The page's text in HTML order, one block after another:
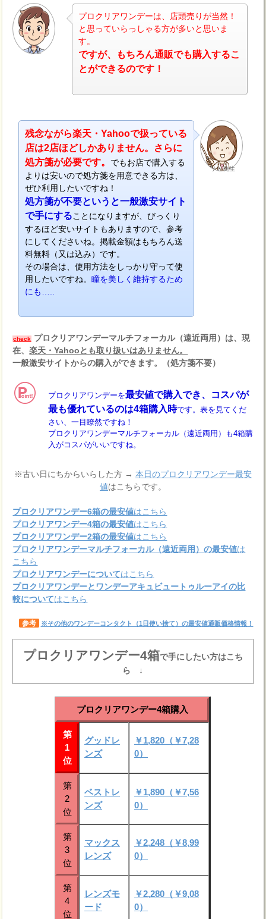
ナビ
プロクリアワンデーは、店頭売りが当然！
と思っていらっしゃる方が多いと思いま
す。
ですが、もちろん通販でも購入するこ
とができるのです！
ナビ先生
残念ながら楽天・Yahooで扱っている
店は2店ほどしかありません。さらに
処方箋が必要です。 でもお店で購入する
よりは安いので処方箋を用意できる方は、
ぜひ利用したいですね！
処方箋が不要というと一般激安サイト
で手にすることになりますが、びっくり
するほど安いサイトもありますので、参考
にしてくださいね。掲載金額はもちろん送
料無料（又は込み）です。
その場合は、使用方法をしっかり守って使
用したいですね。瞳を美しく維持するため
にも…..
check
プロクリアワンデーマルチフォーカル（遠近両用）は、現
在、楽天・Yahooとも取り扱いはありません。
一般激安サイトからの購入ができます。（処方箋不要）
プロクリアワンデーを最安値で購入でき、コスパが
最も優れているのは4箱購入時です。表を見てくだ
さい、一目瞭然ですね！
プロクリアワンデーマルチフォーカル（遠近両用）も4箱購
入がコスパがいいですね。
※古い日にちからいらした方 → 本日のプロクリアワンデー最安
値はこちらです。
プロクリアワンデー6箱の最安値はこちら
プロクリアワンデー4箱の最安値はこちら
プロクリアワンデー2箱の最安値はこちら
プロクリアワンデーマルチフォーカル（遠近両用）の最安値は
こちら
プロクリアワンデーについてはこちら
プロクリアワンデーとワンデーアキュビュートゥルーアイの比
較についてはこちら
参考 ※その他のワンデーコンタクト（1日使い捨て）の最安値通販価格情報！
プロクリアワンデー4箱で手にしたい方はこち
ら ↓
プロクリアワンデー4箱購入
第
1
位
グッドレ
ンズ
￥1,820（￥7,28
0）
第
2
位
ベストレ
ンズ
￥1,890（￥7,56
0）
第
3
位
マックス
レンズ
￥2,248（￥8,99
0）
第
4
位
レンズモ
ード
￥2,280（￥9,08
0）